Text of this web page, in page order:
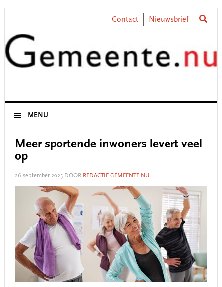
Skip
primary
navigation
Skip
content
Skip
primary
sidebar
Skip
footer
Contact Nieuwsbrief
MENU
Meer sportende inwoners levert veel
op
26 september 2025DOOR REDACTIE GEMEENTE.NU